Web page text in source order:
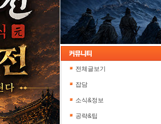
전체글보기
잡담
소식&정보
공략&팁